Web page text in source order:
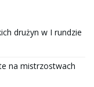
drużyn w I rundzie
na mistrzostwach